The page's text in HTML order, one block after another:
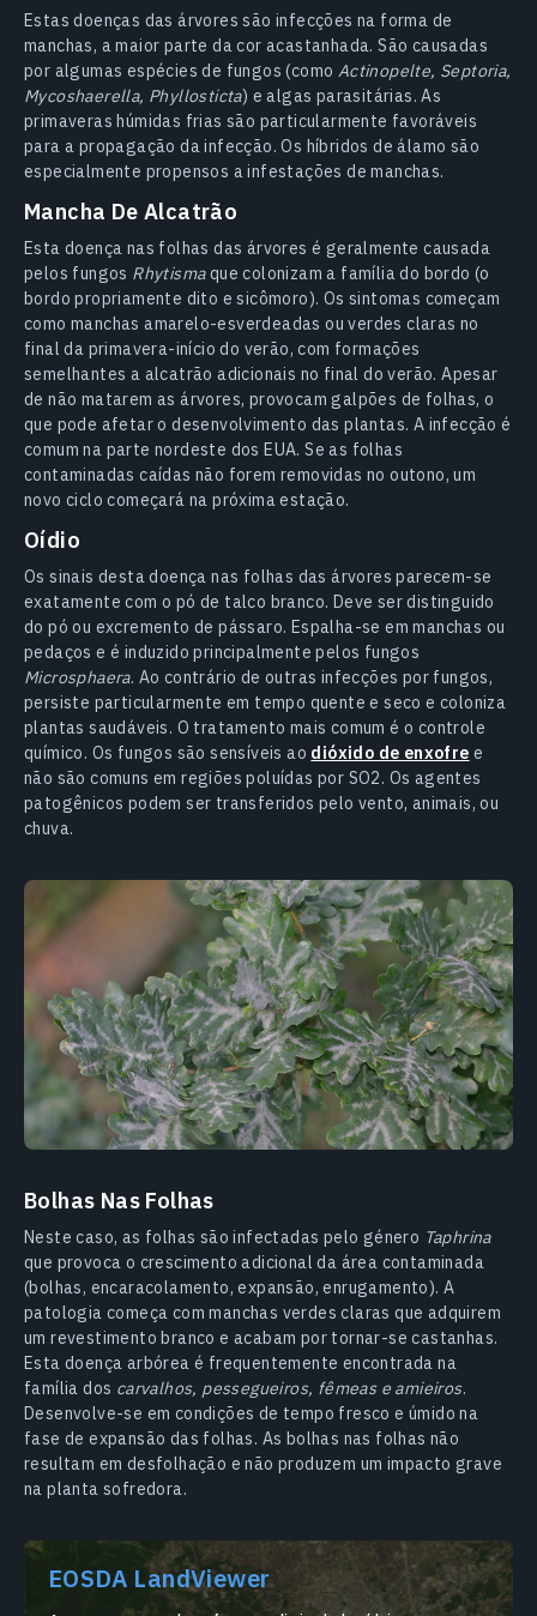
Estas doenças das árvores são infecções na forma de
manchas, a maior parte da cor acastanhada. São causadas
por algumas espécies de fungos (como Actinopelte, Septoria,
Mycoshaerella, Phyllosticta) e algas parasitárias. As
primaveras húmidas frias são particularmente favoráveis
para a propagação da infecção. Os híbridos de álamo são
especialmente propensos a infestações de manchas.
Mancha De Alcatrão
Esta doença nas folhas das árvores é geralmente causada
pelos fungos Rhytismaque colonizam a família do bordo (o
bordo propriamente dito e sicômoro). Os sintomas começam
como manchas amarelo-esverdeadas ou verdes claras no
final da primavera-início do verão, com formações
semelhantes a alcatrão adicionais no final do verão. Apesar
de não matarem as árvores, provocam galpões de folhas, o
que pode afetar o desenvolvimento das plantas. A infecção é
comum na parte nordeste dos EUA. Se as folhas
contaminadas caídas não forem removidas no outono, um
novo ciclo começará na próxima estação.
Oídio
Os sinais desta doença nas folhas das árvores parecem-se
exatamente com o pó de talco branco. Deve ser distinguido
do pó ou excremento de pássaro. Espalha-se em manchas ou
pedaços e é induzido principalmente pelos fungos
Microsphaera. Ao contrário de outras infecções por fungos,
persiste particularmente em tempo quente e seco e coloniza
plantas saudáveis. O tratamento mais comum é o controle
químico. Os fungos são sensíveis ao dióxido de enxofre e
não são comuns em regiões poluídas por SO2. Os agentes
patogênicos podem ser transferidos pelo vento, animais, ou
chuva.
Bolhas Nas Folhas
Neste caso, as folhas são infectadas pelo género Taphrina
que provoca o crescimento adicional da área contaminada
(bolhas, encaracolamento, expansão, enrugamento). A
patologia começa com manchas verdes claras que adquirem
um revestimento branco e acabam por tornar-se castanhas.
Esta doença arbórea é frequentemente encontrada na
família dos carvalhos, pessegueiros, fêmeas e amieiros.
Desenvolve-se em condições de tempo fresco e úmido na
fase de expansão das folhas. As bolhas nas folhas não
resultam em desfolhação e não produzem um impacto grave
na planta sofredora.
EOSDA LandViewer